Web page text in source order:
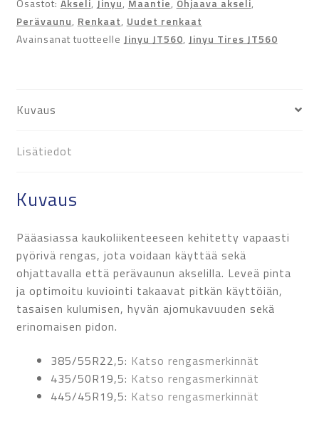
Osastot: Akseli, Jinyu, Maantie, Ohjaava akseli,
Perävaunu, Renkaat, Uudet renkaat
Avainsanat tuotteelle Jinyu JT560, Jinyu Tires JT560
Kuvaus
Lisätiedot
Kuvaus
Pääasiassa kaukoliikenteeseen kehitetty vapaasti
pyörivä rengas, jota voidaan käyttää sekä
ohjattavalla että perävaunun akselilla. Leveä pinta
ja optimoitu kuviointi takaavat pitkän käyttöiän,
tasaisen kulumisen, hyvän ajomukavuuden sekä
erinomaisen pidon.
385/55R22,5: Katso rengasmerkinnät
435/50R19,5: Katso rengasmerkinnät
445/45R19,5: Katso rengasmerkinnät